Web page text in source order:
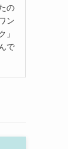
の
ン
」
で